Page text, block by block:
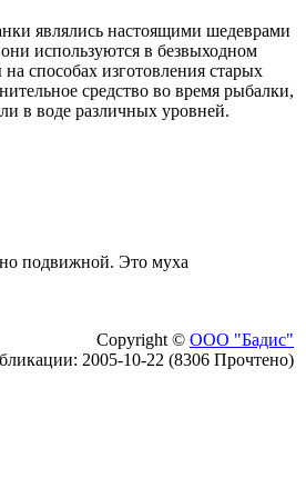
являлись настоящими шедеврами
используются в безвыходном
способах изготовления старых
средство во время рыбалки,
в воде различных уровней.
подвижной. Это муха
Copyright © ООО "Бадис"
2005-10-22 (8306 Прочтено)